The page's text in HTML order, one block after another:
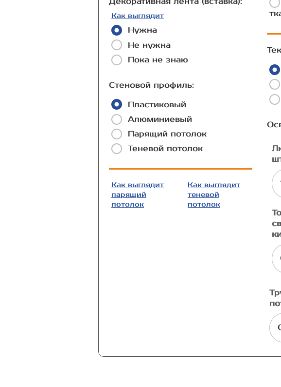
Как выглядит
Нужна
Не нужна
Пока не знаю
Стеновой профиль:
Пластиковый
Алюминиевый
Парящий потолок
Теневой потолок
Как выглядит
парящий
потолок
Как выглядит
теневой
потолок